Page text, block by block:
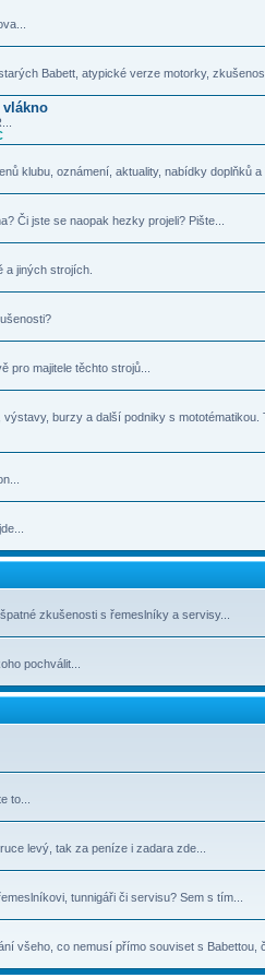
Babett, atypické verze motorky,
vlákno
klubu, oznámení, aktuality, nabídky doplňků a
Či jste se naopak hezky projeli? Pište...
a jiných strojích.
pro majitele těchto strojů...
burzy a další podniky s
zkušenosti s řemeslníky a servisy...
pochválit...
to...
levý, tak za peníze i zadara zde...
tunnigáři či servisu? Sem s tím...
všeho, co nemusí přímo souviset s Babettou,